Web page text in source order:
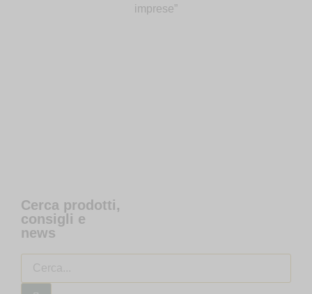
imprese”
Cerca prodotti,
consigli e
news